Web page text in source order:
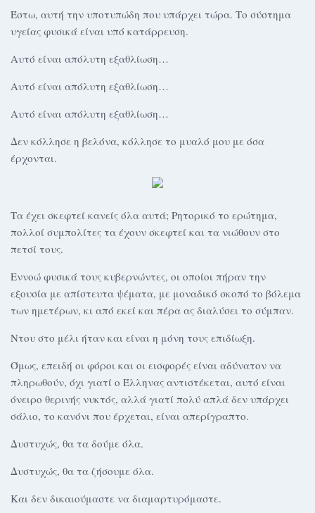
Έστω, αυτή την υποτυπώδη που υπάρχει τώρα. Tο σύστημα
υγείας φυσικά είναι υπό κατάρρευση.
Αυτό είναι απόλυτη εξαθλίωση…
Αυτό είναι απόλυτη εξαθλίωση…
Αυτό είναι απόλυτη εξαθλίωση…
Δεν κόλλησε η βελόνα, κόλλησε το μυαλό μου με όσα
έρχονται.
Τα έχει σκεφτεί κανείς όλα αυτά; Ρητορικό το ερώτημα,
πολλοί συμπολίτες τα έχουν σκεφτεί και τα νιώθουν στο
πετσί τους.
Εννοώ φυσικά τους κυβερνώντες, οι οποίοι πήραν την
εξουσία με απίστευτα ψέματα, με μοναδικό σκοπό το βόλεμα
των ημετέρων, κι από εκεί και πέρα ας διαλύσει το σύμπαν.
Ντου στο μέλι ήταν και είναι η μόνη τους επιδίωξη.
Όμως, επειδή οι φόροι και οι εισφορές είναι αδύνατον να
πληρωθούν, όχι γιατί ο Έλληνας αντιστέκεται, αυτό είναι
όνειρο θερινής νυκτός, αλλά γιατί πολύ απλά δεν υπάρχει
σάλιο, το κανόνι που έρχεται, είναι απερίγραπτο.
Δυστυχώς, θα τα δούμε όλα.
Δυστυχώς, θα τα ζήσουμε όλα.
Και δεν δικαιούμαστε να διαμαρτυρόμαστε.